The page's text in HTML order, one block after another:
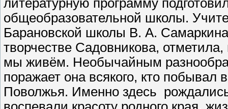
литературную программу
общеобразовательной школы.
Барановской школы В. А.
творчестве Садовникова,
мы живём. Необычайным
поражает она всякого, кто побывал
Поволжья. Именно здесь